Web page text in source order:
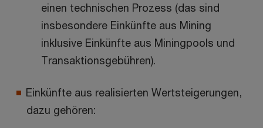
einen technischen Prozess (das sind
insbesondere Einkünfte aus Mining
inklusive Einkünfte aus Miningpools und
Transaktionsgebühren).
Einkünfte aus realisierten Wertsteigerungen,
dazu gehören: